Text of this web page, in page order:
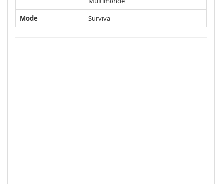
Mode
Survival